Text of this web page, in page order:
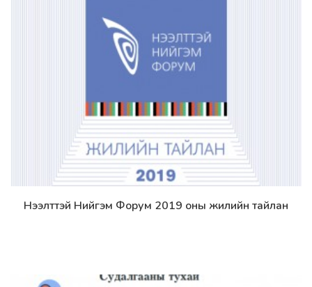
Дэлгэрэнгүй
Нээлттэй Нийгэм Форум 2019 оны жилийн тайлан